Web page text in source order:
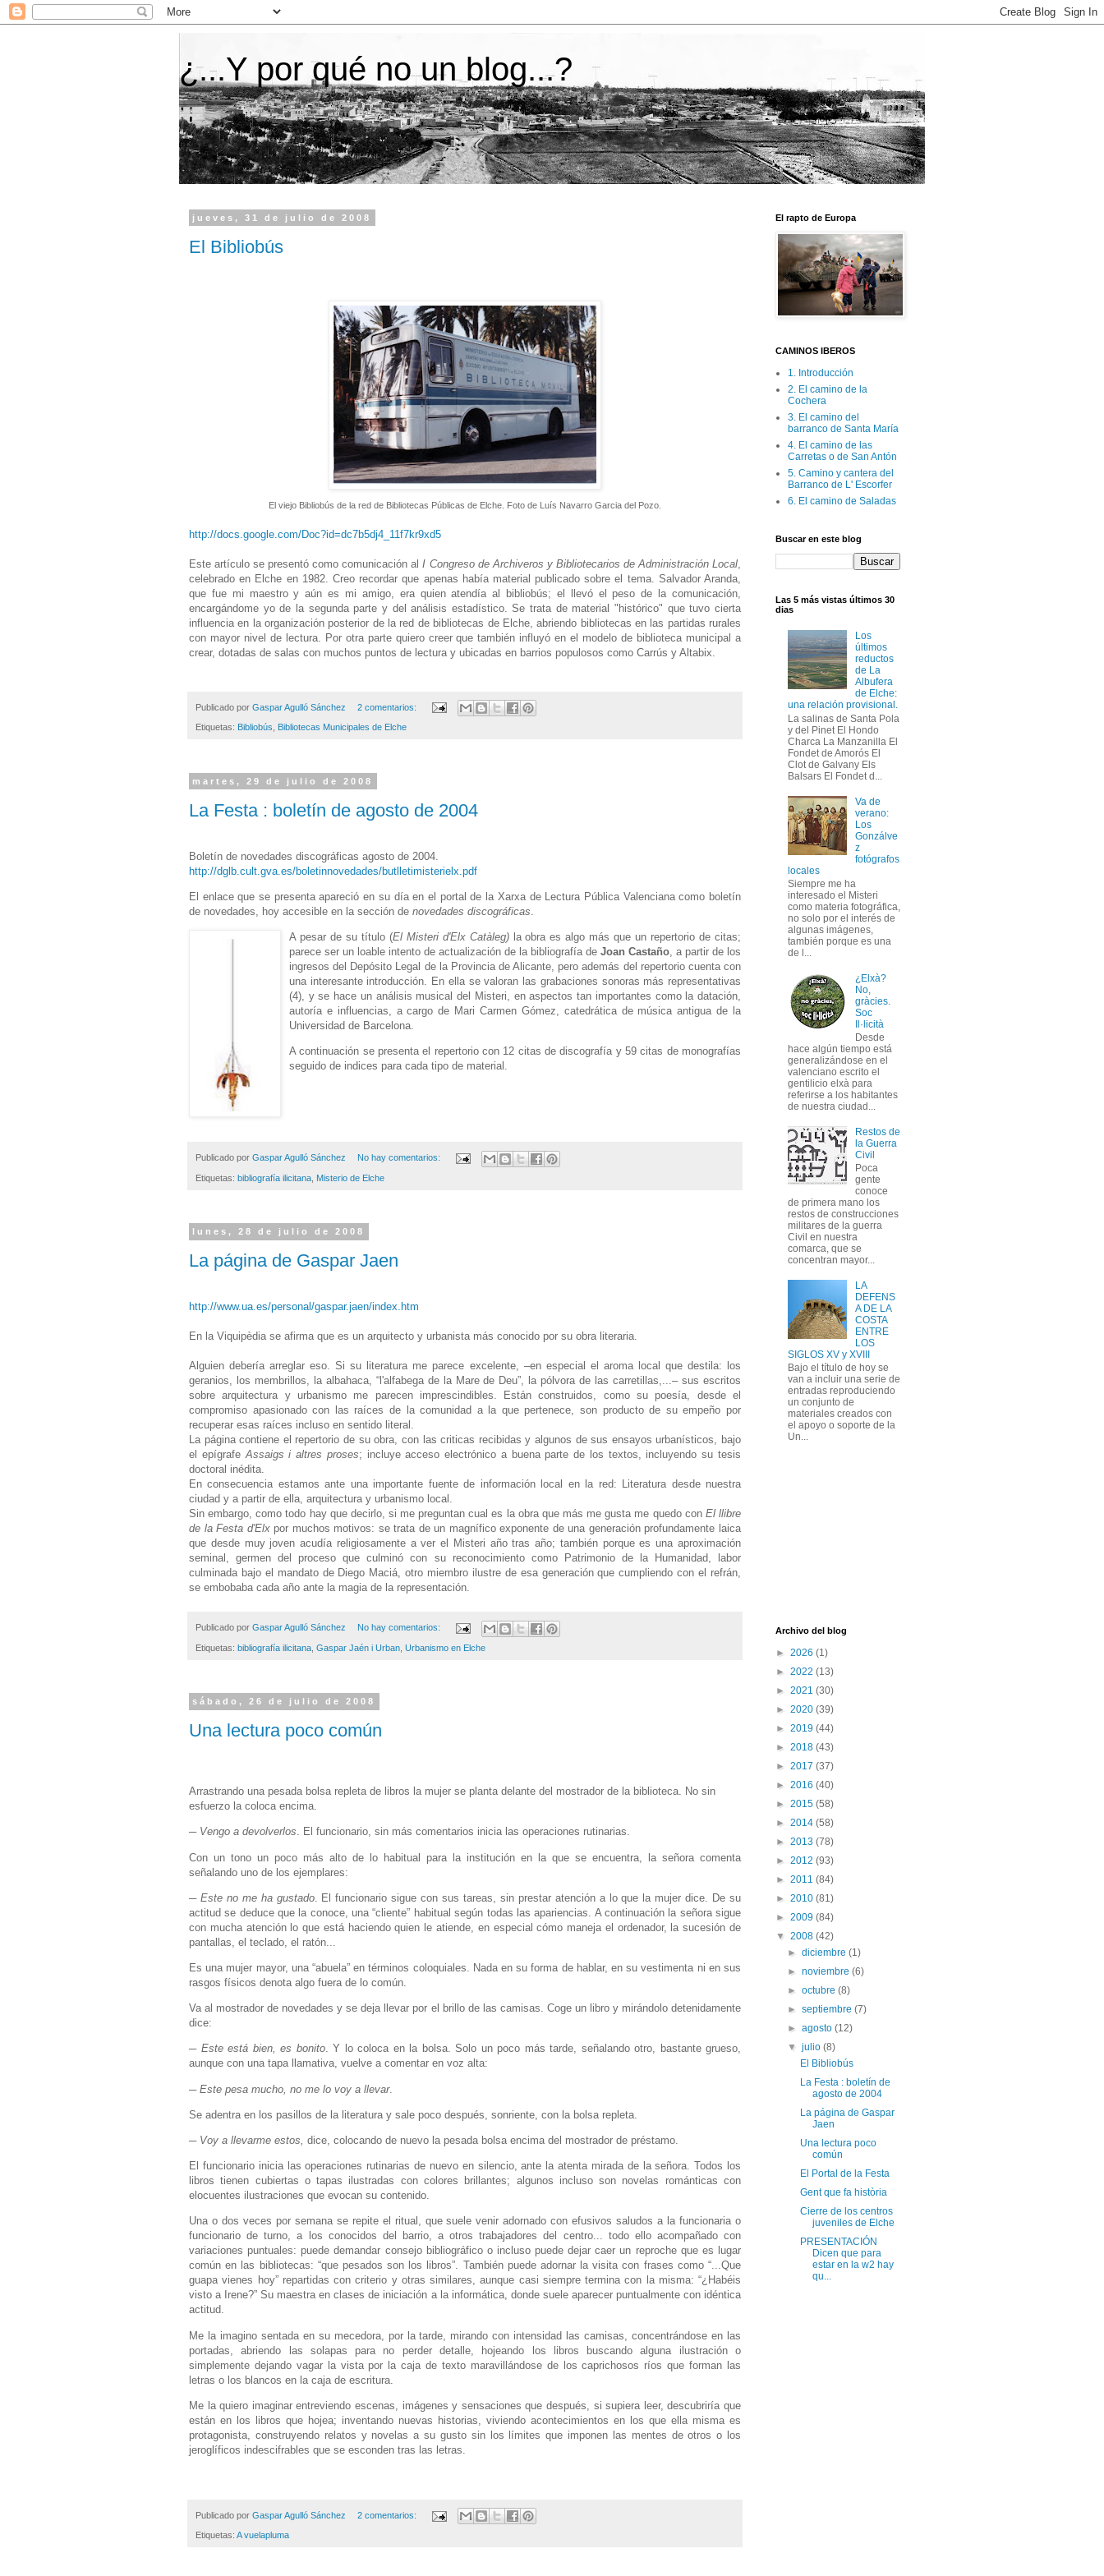
¿...Y por qué no un blog...?
jueves, 31 de julio de 2008
El Bibliobús
El viejo Bibliobús de la red de Bibliotecas Públicas de Elche. Foto de Luís Navarro Garcia del Pozo.
http://docs.google.com/Doc?id=dc7b5dj4_11f7kr9xd5
Este artículo se presentó como comunicación alI Congreso de Archiveros y Bibliotecarios de Administración Local
celebrado en Elche en 1982. Creo recordar que apenas había material publicado sobre el tema. Salvador Aranda,
que fue mi maestro y aún es mi amigo, era quien atendía al bibliobús; el llevó el peso de la comunicación,
encargándome yo de la segunda parte y del análisis estadístico. Se trata de material "histórico" que tuvo cierta
influencia en la organización posterior de la red de bibliotecas de Elche, abriendo bibliotecas en las partidas rurales
con mayor nivel de lectura. Por otra parte quiero creer que también influyó en el modelo de biblioteca municipal a
crear, dotadas de salas con muchos puntos de lectura y ubicadas en barrios populosos como Carrús y Altabix.
Publicado por Gaspar Agulló Sánchez 2 comentarios:
Etiquetas: Bibliobús Bibliotecas Municipales de Elche
martes, 29 de julio de 2008
La Festa : boletín de agosto de 2004
Boletín de novedades discográficas agosto de 2004.
http://dglb.cult.gva.es/boletinnovedades/butlletimisterielx.pdf
El enlace que se presenta apareció en su día en el portal de la Xarxa de Lectura Pública Valenciana como boletín
de novedades, hoy accesible en la sección de novedades discográficas
A pesar de su título (El Misteri d'Elx Catàleg) la obra es algo más que un repertorio de citas;
parece ser un loable intento de actualización de la bibliografía de Joan Castaño, a partir de los
ingresos del Depósito Legal de la Provincia de Alicante, pero además del repertorio cuenta con
una interesante introducción. En ella se valoran las grabaciones sonoras más representativas
(4), y se hace un análisis musical del Misteri, en aspectos tan importantes como la datación,
autoría e influencias, a cargo de Mari Carmen Gómez, catedrática de música antigua de la
Universidad de Barcelona.
A continuación se presenta el repertorio con 12 citas de discografía y 59 citas de monografías
seguido de indices para cada tipo de material.
Publicado por Gaspar Agulló Sánchez No hay comentarios:
Etiquetas: bibliografía ilicitana Misterio de Elche
lunes, 28 de julio de 2008
La página de Gaspar Jaen
http://www.ua.es/personal/gaspar.jaen/index.htm
En la Viquipèdia se afirma que es un arquitecto y urbanista más conocido por su obra literaria.
Alguien debería arreglar eso. Si su literatura me parece excelente, –en especial el aroma local que destila: los
geranios, los membrillos, la albahaca, “l'alfabega de la Mare de Deu”, la pólvora de las carretillas,...– sus escritos
sobre arquitectura y urbanismo me parecen imprescindibles. Están construidos, como su poesía, desde el
compromiso apasionado con las raíces de la comunidad a la que pertenece, son producto de su empeño por
recuperar esas raíces incluso en sentido literal.
La página contiene el repertorio de su obra, con las criticas recibidas y algunos de sus ensayos urbanísticos, bajo
el epígrafeAssaigs i altres proses; incluye acceso electrónico a buena parte de los textos, incluyendo su tesis
doctoral inédita.
En consecuencia estamos ante una importante fuente de información local en la red: Literatura desde nuestra
ciudad y a partir de ella, arquitectura y urbanismo local.
Sin embargo, como todo hay que decirlo, si me preguntan cual es la obra que más me gusta me quedo con El llibre
de la Festa d'Elxpor muchos motivos: se trata de un magnífico exponente de una generación profundamente laica
que desde muy joven acudía religiosamente a ver el Misteri año tras año; también porque es una aproximación
seminal, germen del proceso que culminó con su reconocimiento como Patrimonio de la Humanidad, labor
culminada bajo el mandato de Diego Maciá, otro miembro ilustre de esa generación que cumpliendo con el refrán,
se embobaba cada año ante la magia de la representación.
Publicado por Gaspar Agulló Sánchez No hay comentarios:
Etiquetas: bibliografía ilicitana Gaspar Jaén i Urban Urbanismo en Elche
sábado, 26 de julio de 2008
Una lectura poco común
Arrastrando una pesada bolsa repleta de libros la mujer se planta delante del mostrador de la biblioteca. No sin
esfuerzo la coloca encima.
─ Vengo a devolverlos. El funcionario, sin más comentarios inicia las operaciones rutinarias.
Con un tono un poco más alto de lo habitual para la institución en la que se encuentra, la señora comenta
señalando uno de los ejemplares:
─ Este no me ha gustado. El funcionario sigue con sus tareas, sin prestar atención a lo que la mujer dice. De su
actitud se deduce que la conoce, una “cliente” habitual según todas las apariencias. A continuación la señora sigue
con mucha atención lo que está haciendo quien le atiende, en especial cómo maneja el ordenador, la sucesión de
pantallas, el teclado, el ratón...
Es una mujer mayor, una “abuela” en términos coloquiales. Nada en su forma de hablar, en su vestimenta ni en sus
rasgos físicos denota algo fuera de lo común.
Va al mostrador de novedades y se deja llevar por el brillo de las camisas. Coge un libro y mirándolo detenidamente
dice:
─ Este está bien, es bonito. Y lo coloca en la bolsa. Solo un poco más tarde, señalando otro, bastante grueso,
aunque con una tapa llamativa, vuelve a comentar en voz alta:
─ Este pesa mucho, no me lo voy a llevar.
Se adentra en los pasillos de la literatura y sale poco después, sonriente, con la bolsa repleta.
─ Voy a llevarme estos, dice, colocando de nuevo la pesada bolsa encima del mostrador de préstamo.
El funcionario inicia las operaciones rutinarias de nuevo en silencio, ante la atenta mirada de la señora. Todos los
libros tienen cubiertas o tapas ilustradas con colores brillantes; algunos incluso son novelas románticas con
elocuentes ilustraciones que evocan su contenido.
Una o dos veces por semana se repite el ritual, que suele venir adornado con efusivos saludos a la funcionaria o
funcionario de turno, a los conocidos del barrio, a otros trabajadores del centro... todo ello acompañado con
variaciones puntuales: puede demandar consejo bibliográfico o incluso puede dejar caer un reproche que es lugar
común en las bibliotecas: “que pesados son los libros”. También puede adornar la visita con frases como “...Que
guapa vienes hoy” repartidas con criterio y otras similares, aunque casi siempre termina con la misma: “¿Habéis
visto a Irene?” Su maestra en clases de iniciación a la informática, donde suele aparecer puntualmente con idéntica
actitud.
Me la imagino sentada en su mecedora, por la tarde, mirando con intensidad las camisas, concentrándose en las
portadas, abriendo las solapas para no perder detalle, hojeando los libros buscando alguna ilustración o
simplemente dejando vagar la vista por la caja de texto maravillándose de los caprichosos ríos que forman las
letras o los blancos en la caja de escritura.
Me la quiero imaginar entreviendo escenas, imágenes y sensaciones que después, si supiera leer, descubriría que
están en los libros que hojea; inventando nuevas historias, viviendo acontecimientos en los que ella misma es
protagonista, construyendo relatos y novelas a su gusto sin los límites que imponen las mentes de otros o los
jeroglíficos indescifrables que se esconden tras las letras.
Publicado por Gaspar Agulló Sánchez 2 comentarios:
Etiquetas: A vuelapluma
El rapto de Europa
CAMINOS IBEROS
1. Introducción
2. El camino de la
Cochera
3. El camino del
barranco de Santa María
4. El camino de las
Carretas o de San Antón
5. Camino y cantera del
Barranco de L' Escorfer
6. El camino de Saladas
Buscar en este blog
Las 5 más vistas últimos 30
dias
Los
últimos
reductos
de La
Albufera
de Elche:
una relación provisional.
La salinas de Santa Pola
y del Pinet El Hondo
Charca La Manzanilla El
Fondet de Amorós El
Clot de Galvany Els
Balsars El Fondet d...
Va de
verano:
Los
Gonzálve
z
fotógrafos
locales
Siempre me ha
interesado el Misteri
como materia fotográfica,
no solo por el interés de
algunas imágenes,
también porque es una
de l...
¿Elxà?
No,
gràcies.
Soc
Il·licità
Desde
hace algún tiempo está
generalizándose en el
valenciano escrito el
gentilicio elxà para
referirse a los habitantes
de nuestra ciudad...
Restos de
la Guerra
Civil
Poca
gente
conoce
de primera mano los
restos de construcciones
militares de la guerra
Civil en nuestra
comarca, que se
concentran mayor...
LA
DEFENS
A DE LA
COSTA
ENTRE
LOS
SIGLOS XV y XVIII
Bajo el título de hoy se
van a incluir una serie de
entradas reproduciendo
un conjunto de
materiales creados con
el apoyo o soporte de la
Un...
Archivo del blog
► 2026 (1)
► 2022 (13)
► 2021 (30)
► 2020 (39)
► 2019 (44)
► 2018 (43)
► 2017 (37)
► 2016 (40)
► 2015 (58)
► 2014 (58)
► 2013 (78)
► 2012 (93)
► 2011 (84)
► 2010 (81)
► 2009 (84)
▼ 2008 (42)
►diciembre(1)
►noviembre(6)
►octubre(8)
►septiembre(7)
►agosto(12)
▼julio(8)
El Bibliobús
La Festa : boletín de
agosto de 2004
La página de Gaspar
Jaen
Una lectura poco
común
El Portal de la Festa
Gent que fa història
Cierre de los centros
juveniles de Elche
PRESENTACIÓN
Dicen que para
estar en la w2 hay
qu...